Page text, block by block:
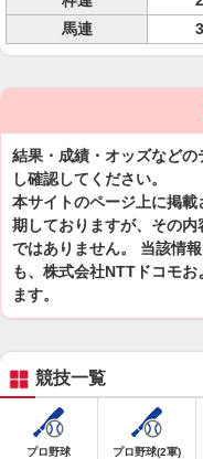
馬連
結果・成績・オッズなど
し確認してください。
本サイトのページ上に掲
期しておりますが、その
ではありません。 当該情
も、株式会社NTTドコモ
ます。
競技一覧
プロ野球 プロ野球(2軍)